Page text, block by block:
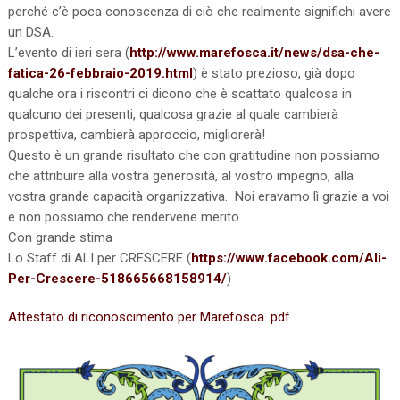
perché c’è poca conoscenza di ciò che realmente significhi avere
un DSA.
L’evento di ieri sera (http://www.marefosca.it/news/dsa-che-
fatica-26-febbraio-2019.html) è stato prezioso, già dopo
qualche ora i riscontri ci dicono che è scattato qualcosa in
qualcuno dei presenti, qualcosa grazie al quale cambierà
prospettiva, cambierà approccio, migliorerà!
Questo è un grande risultato che con gratitudine non possiamo
che attribuire alla vostra generosità, al vostro impegno, alla
vostra grande capacità organizzativa. Noi eravamo lì grazie a voi
e non possiamo che rendervene merito.
Con grande stima
Lo Staff di ALI per CRESCERE (https://www.facebook.com/Ali-
Per-Crescere-518665668158914/)
Attestato di riconoscimento per Marefosca .pdf